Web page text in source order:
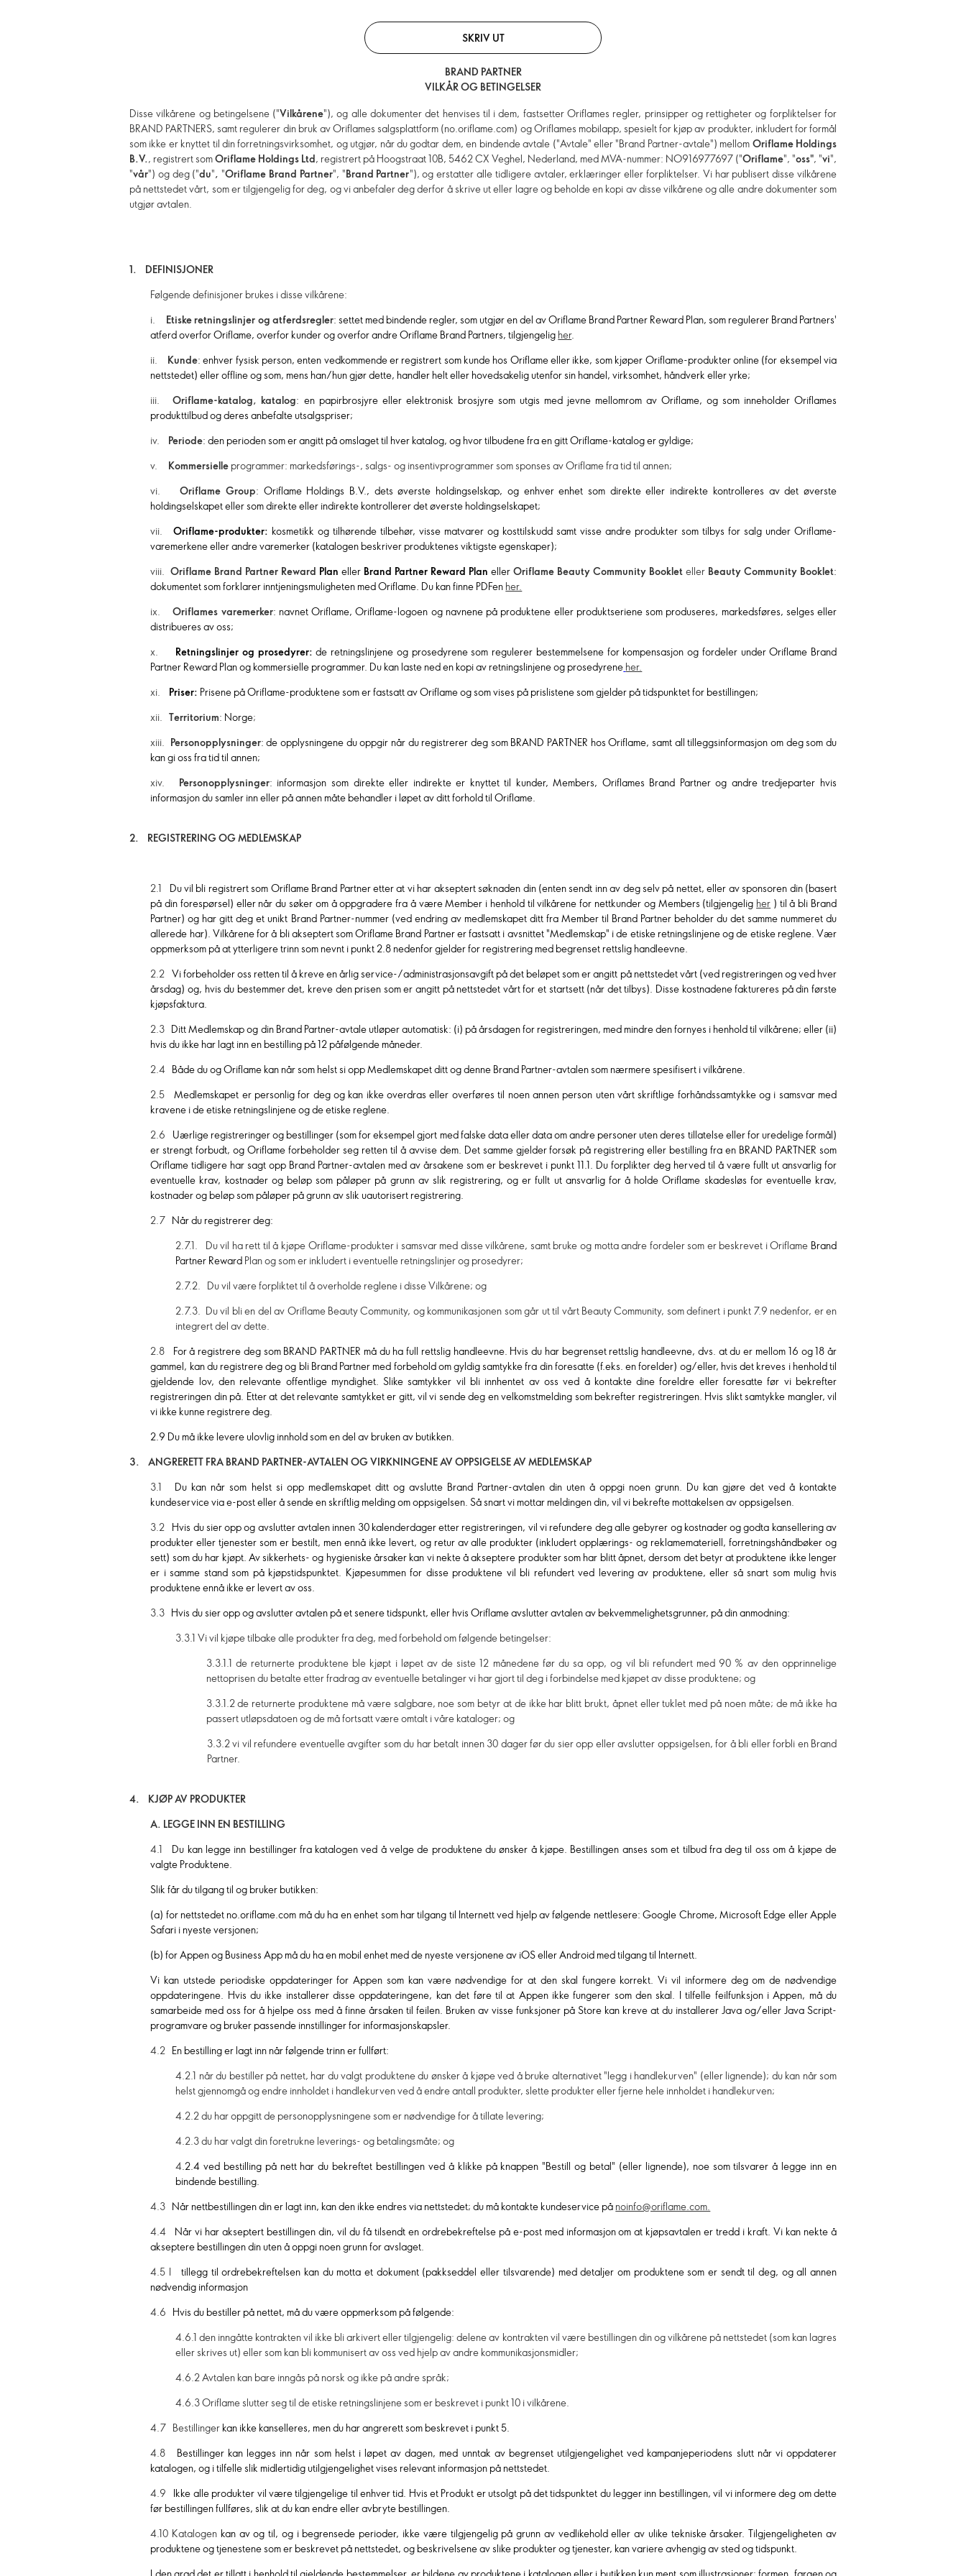
SKRIV UT
BRAND PARTNER
VILKÅR OG BETINGELSER
Disse vilkårene og betingelsene ("Vilkårene"), og alle dokumenter det henvises til i dem, fastsetter Oriflames regler, prinsipper og rettigheter og forpliktelser for
BRAND PARTNERS, samt regulerer din bruk av Oriflames salgsplattform (no.oriflame.com) og Oriflames mobilapp, spesielt for kjøp av produkter, inkludert for formål
som ikke er knyttet til din forretningsvirksomhet, og utgjør, når du godtar dem, en bindende avtale ("Avtale" eller "Brand Partner-avtale") mellom Oriflame Holdings
B.V., registrert somOriflame Holdings Ltd, registrert på Hoogstraat 10B, 5462 CX Veghel, Nederland, med MVA-nummer: NO916977697 ("Oriflame", "oss", "vi",
"vår") og deg ("du","Oriflame Brand Partner", "Brand Partner"), og erstatter alle tidligere avtaler, erklæringer eller forpliktelser. Vi har publisert disse vilkårene
på nettstedet vårt, som er tilgjengelig for deg, og vi anbefaler deg derfor å skrive ut eller lagre og beholde en kopi av disse vilkårene og alle andre dokumenter som
utgjør avtalen.
1. DEFINISJONER
Følgende definisjoner brukes i disse vilkårene:
i. Etiske retningslinjer og atferdsregler: settet med bindende regler, som utgjør en del av Oriflame Brand Partner Reward Plan, som regulerer Brand Partners'
atferd overfor Oriflame, overfor kunder og overfor andre Oriflame Brand Partners, tilgjengelig her.
ii. Kunde: enhver fysisk person, enten vedkommende er registrert som kunde hos Oriflame eller ikke, som kjøper Oriflame-produkter online (for eksempel via
nettstedet) eller offline og som, mens han/hun gjør dette, handler helt eller hovedsakelig utenfor sin handel, virksomhet, håndverk eller yrke;
iii.Oriflame-katalog, katalog: en papirbrosjyre eller elektronisk brosjyre som utgis med jevne mellomrom av Oriflame, og som inneholder Oriflames
produkttilbud og deres anbefalte utsalgspriser;
iv. Periode: den perioden som er angitt på omslaget til hver katalog, og hvor tilbudene fra en gitt Oriflame-katalog er gyldige;
v. Kommersielle programmer: markedsførings-, salgs- og insentivprogrammer som sponses av Oriflame fra tid til annen;
vi.Oriflame Group: Oriflame Holdings B.V., dets øverste holdingselskap, og enhver enhet som direkte eller indirekte kontrolleres av det øverste
holdingselskapet eller som direkte eller indirekte kontrollerer det øverste holdingselskapet;
vii.Oriflame-produkter: kosmetikk og tilhørende tilbehør, visse matvarer og kosttilskudd samt visse andre produkter som tilbys for salg under Oriflame-
varemerkene eller andre varemerker (katalogen beskriver produktenes viktigste egenskaper);
viii.Oriflame Brand Partner Reward Planeller Brand Partner Reward PlanellerOriflame Beauty Community Bookleteller Beauty Community Booklet:
dokumentet som forklarer inntjeningsmuligheten med Oriflame. Du kan finne PDFen her.
ix.Oriflames varemerker: navnet Oriflame, Oriflame-logoen og navnene på produktene eller produktseriene som produseres, markedsføres, selges eller
distribueres av oss;
x. Retningslinjer og prosedyrer: de retningslinjene og prosedyrene som regulerer bestemmelsene for kompensasjon og fordeler under Oriflame Brand
Partner Reward Plan og kommersielle programmer. Du kan laste ned en kopi av retningslinjene og prosedyrene her.
xi. Priser: Prisene på Oriflame-produktene som er fastsatt av Oriflame og som vises på prislistene som gjelder på tidspunktet for bestillingen;
xii.Territorium: Norge;
xiii. Personopplysninger: de opplysningene du oppgir når du registrerer deg som BRAND PARTNER hos Oriflame, samt all tilleggsinformasjon om deg som du
kan gi oss fra tid til annen;
xiv. Personopplysninger: informasjon som direkte eller indirekte er knyttet til kunder, Members, Oriflames Brand Partner og andre tredjeparter hvis
informasjon du samler inn eller på annen måte behandler i løpet av ditt forhold til Oriflame.
2. REGISTRERING OG MEDLEMSKAP
2.1 Du vil bli registrert som Oriflame Brand Partner etter at vi har akseptert søknaden din (enten sendt inn av deg selv på nettet, eller av sponsoren din (basert
på din forespørsel) eller når du søker om å oppgradere fra å være Member i henhold til vilkårene for nettkunder og Members (tilgjengelig her ) til å bli Brand
Partner) og har gitt deg et unikt Brand Partner-nummer (ved endring av medlemskapet ditt fra Member til Brand Partner beholder du det samme nummeret du
allerede har). Vilkårene for å bli akseptert som Oriflame Brand Partner er fastsatt i avsnittet "Medlemskap" i de etiske retningslinjene og de etiske reglene. Vær
oppmerksom på at ytterligere trinn som nevnt i punkt 2.8 nedenfor gjelder for registrering med begrenset rettslig handleevne.
2.2 Vi forbeholder oss retten til å kreve en årlig service-/administrasjonsavgift på det beløpet som er angitt på nettstedet vårt (ved registreringen og ved hver
årsdag) og, hvis du bestemmer det, kreve den prisen som er angitt på nettstedet vårt for et startsett (når det tilbys). Disse kostnadene faktureres på din første
kjøpsfaktura.
2.3 Ditt Medlemskap og din Brand Partner-avtale utløper automatisk: (i) på årsdagen for registreringen, med mindre den fornyes i henhold til vilkårene; eller (ii)
hvis du ikke har lagt inn en bestilling på 12 påfølgende måneder.
2.4 Både du og Oriflame kan når som helst si opp Medlemskapet ditt og denne Brand Partner-avtalen som nærmere spesifisert i vilkårene.
2.5Medlemskapet er personlig for deg og kan ikke overdras eller overføres til noen annen person uten vårt skriftlige forhåndssamtykke og i samsvar med
kravene i de etiske retningslinjene og de etiske reglene.
2.6 Uærlige registreringer og bestillinger (som for eksempel gjort med falske data eller data om andre personer uten deres tillatelse eller for uredelige formål)
er strengt forbudt, og Oriflame forbeholder seg retten til å avvise dem. Det samme gjelder forsøk på registrering eller bestilling fra en BRAND PARTNER som
Oriflame tidligere har sagt opp Brand Partner-avtalen med av årsakene som er beskrevet i punkt 11.1. Du forplikter deg herved til å være fullt ut ansvarlig for
eventuelle krav, kostnader og beløp som påløper på grunn av slik registrering, og er fullt ut ansvarlig for å holde Oriflame skadesløs for eventuelle krav,
kostnader og beløp som påløper på grunn av slik uautorisert registrering.
2.7 Når du registrerer deg:
2.7.1. Du vil ha rett til å kjøpe Oriflame-produkter i samsvar med disse vilkårene, samt bruke og motta andre fordeler som er beskrevet i Oriflame Brand
Partner Reward Plan og som er inkludert i eventuelle retningslinjer og prosedyrer;
2.7.2. Du vil være forpliktet til å overholde reglene i disse Vilkårene; og
2.7.3. Du vil bli en del av Oriflame Beauty Community, og kommunikasjonen som går ut til vårt Beauty Community, som definert i punkt 7.9 nedenfor, er en
integrert del av dette.
2.8 For å registrere deg som BRAND PARTNER må du ha full rettslig handleevne. Hvis du har begrenset rettslig handleevne, dvs. at du er mellom 16 og 18 år
gammel, kan du registrere deg og bli Brand Partner med forbehold om gyldig samtykke fra din foresatte (f.eks. en forelder) og/eller, hvis det kreves i henhold til
gjeldende lov, den relevante offentlige myndighet. Slike samtykker vil bli innhentet av oss ved å kontakte dine foreldre eller foresatte før vi bekrefter
registreringen din på. Etter at det relevante samtykket er gitt, vil vi sende deg en velkomstmelding som bekrefter registreringen. Hvis slikt samtykke mangler, vil
vi ikke kunne registrere deg.
2.9 Du må ikke levere ulovlig innhold som en del av bruken av butikken.
3. ANGRERETT FRA BRAND PARTNER-AVTALEN OG VIRKNINGENE AV OPPSIGELSE AV MEDLEMSKAP
3.1 Du kan når som helst si opp medlemskapet ditt og avslutte Brand Partner-avtalen din uten å oppgi noen grunn. Du kan gjøre det ved å kontakte
kundeservice via e-post eller å sende en skriftlig melding om oppsigelsen. Så snart vi mottar meldingen din, vil vi bekrefte mottakelsen av oppsigelsen.
3.2 Hvis du sier opp og avslutter avtalen innen 30 kalenderdager etter registreringen, vil vi refundere deg alle gebyrer og kostnader og godta kansellering av
produkter eller tjenester som er bestilt, men ennå ikke levert, og retur av alle produkter (inkludert opplærings- og reklamemateriell, forretningshåndbøker og
sett) som du har kjøpt. Av sikkerhets- og hygieniske årsaker kan vi nekte å akseptere produkter som har blitt åpnet, dersom det betyr at produktene ikke lenger
er i samme stand som på kjøpstidspunktet. Kjøpesummen for disse produktene vil bli refundert ved levering av produktene, eller så snart som mulig hvis
produktene ennå ikke er levert av oss.
3.3 Hvis du sier opp og avslutter avtalen på et senere tidspunkt, eller hvis Oriflame avslutter avtalen av bekvemmelighetsgrunner, på din anmodning:
3.3.1 Vi vil kjøpe tilbake alle produkter fra deg, med forbehold om følgende betingelser:
3.3.1.1 de returnerte produktene ble kjøpt i løpet av de siste 12 månedene før du sa opp, og vil bli refundert med 90 % av den opprinnelige
nettoprisen du betalte etter fradrag av eventuelle betalinger vi har gjort til deg i forbindelse med kjøpet av disse produktene; og
3.3.1.2 de returnerte produktene må være salgbare, noe som betyr at de ikke har blitt brukt, åpnet eller tuklet med på noen måte; de må ikke ha
passert utløpsdatoen og de må fortsatt være omtalt i våre kataloger; og
3.3.2 vi vil refundere eventuelle avgifter som du har betalt innen 30 dager før du sier opp eller avslutter oppsigelsen, for å bli eller forbli en Brand
Partner.
4. KJØP AV PRODUKTER
A. LEGGE INN EN BESTILLING
4.1 Du kan legge inn bestillinger fra katalogen ved å velge de produktene du ønsker å kjøpe. Bestillingen anses som et tilbud fra deg til oss om å kjøpe de
valgte Produktene.
Slik får du tilgang til og bruker butikken:
(a) for nettstedet no.oriflame.com må du ha en enhet som har tilgang til Internett ved hjelp av følgende nettlesere: Google Chrome, Microsoft Edge eller Apple
Safari i nyeste versjonen;
(b) for Appen og Business App må du ha en mobil enhet med de nyeste versjonene av iOS eller Android med tilgang til Internett.
Vi kan utstede periodiske oppdateringer for Appen som kan være nødvendige for at den skal fungere korrekt. Vi vil informere deg om de nødvendige
oppdateringene. Hvis du ikke installerer disse oppdateringene, kan det føre til at Appen ikke fungerer som den skal. I tilfelle feilfunksjon i Appen, må du
samarbeide med oss for å hjelpe oss med å finne årsaken til feilen. Bruken av visse funksjoner på Store kan kreve at du installerer Java og/eller Java Script-
programvare og bruker passende innstillinger for informasjonskapsler.
4.2 En bestilling er lagt inn når følgende trinn er fullført:
4.2.1 når du bestiller på nettet, har du valgt produktene du ønsker å kjøpe ved å bruke alternativet "legg i handlekurven" (eller lignende); du kan når som
helst gjennomgå og endre innholdet i handlekurven ved å endre antall produkter, slette produkter eller fjerne hele innholdet i handlekurven;
4.2.2 du har oppgitt de personopplysningene som er nødvendige for å tillate levering;
4.2.3 du har valgt din foretrukne leverings- og betalingsmåte; og
4.2.4 ved bestilling på nett har du bekreftet bestillingen ved å klikke på knappen "Bestill og betal" (eller lignende), noe som tilsvarer å legge inn en
bindende bestilling.
4.3 Når nettbestillingen din er lagt inn, kan den ikke endres via nettstedet; du må kontakte kundeservice på noinfo@oriflame.com.
4.4 Når vi har akseptert bestillingen din, vil du få tilsendt en ordrebekreftelse på e-post med informasjon om at kjøpsavtalen er tredd i kraft. Vi kan nekte å
akseptere bestillingen din uten å oppgi noen grunn for avslaget.
4.5 Itillegg til ordrebekreftelsen kan du motta et dokument (pakkseddel eller tilsvarende) med detaljer om produktene som er sendt til deg, og all annen
nødvendig informasjon
4.6 Hvis du bestiller på nettet, må du være oppmerksom på følgende:
4.6.1 den inngåtte kontrakten vil ikke bli arkivert eller tilgjengelig: delene av kontrakten vil være bestillingen din og vilkårene på nettstedet (som kan lagres
eller skrives ut) eller som kan bli kommunisert av oss ved hjelp av andre kommunikasjonsmidler;
4.6.2 Avtalen kan bare inngås på norsk og ikke på andre språk;
4.6.3 Oriflame slutter seg til de etiske retningslinjene som er beskrevet i punkt 10 i vilkårene.
4.7 Bestillinger kan ikke kanselleres, men du har angrerett som beskrevet i punkt 5.
4.8 Bestillinger kan legges inn når som helst i løpet av dagen, med unntak av begrenset utilgjengelighet ved kampanjeperiodens slutt når vi oppdaterer
katalogen, og i tilfelle slik midlertidig utilgjengelighet vises relevant informasjon på nettstedet.
4.9 Ikke alle produkter vil være tilgjengelige til enhver tid. Hvis et Produkt er utsolgt på det tidspunktet du legger inn bestillingen, vil vi informere deg om dette
før bestillingen fullføres, slik at du kan endre eller avbryte bestillingen.
4.10 Katalogen kan av og til, og i begrensede perioder, ikke være tilgjengelig på grunn av vedlikehold eller av ulike tekniske årsaker. Tilgjengeligheten av
produktene og tjenestene som er beskrevet på nettstedet, og beskrivelsene av slike produkter og tjenester, kan variere avhengig av sted og tidspunkt.